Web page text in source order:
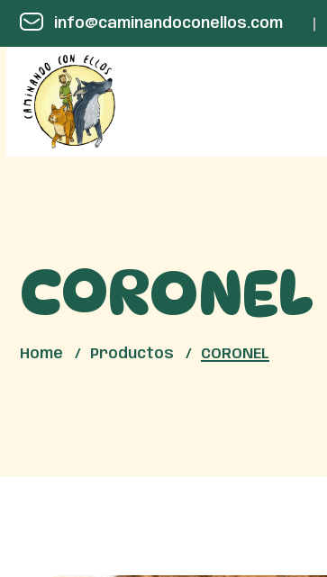
info@caminandoconellos.com
CORONEL
Home Productos CORONEL